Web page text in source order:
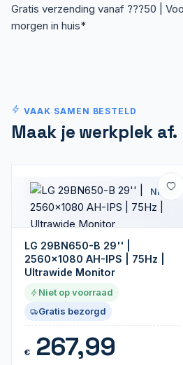
Gratis verzending vanaf ???50 |
morgen in huis*
VAAK SAMEN BESTELD
Maak je werkplek af.
Nieuw
LG 29BN650-B 29'' |
2560x1080 AH-IPS | 75Hz |
Ultrawide Monitor
Niet op voorraad
Gratis bezorgd
€267,99